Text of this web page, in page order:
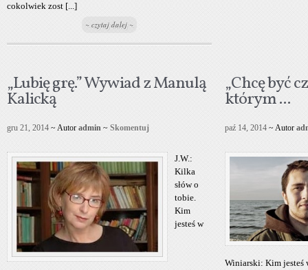
cokolwiek zost [...]
~ czytaj dalej ~
„Lubię grę.” Wywiad z Manulą
Kalicką
gru 21, 2014 ~ Autor admin ~ Skomentuj
J.W.:
Kilka
słów o
tobie.
Kim
jesteś w
„Chcę być
którym ...
paź 14, 2014 ~ Autor
Winiarski: Kim jesteś